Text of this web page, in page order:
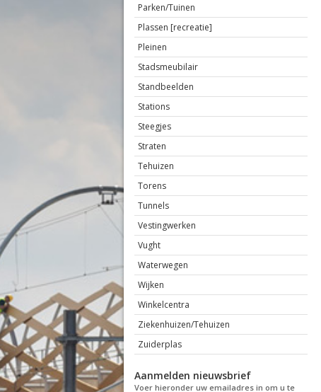
Parken/Tuinen
Plassen [recreatie]
Pleinen
Stadsmeubilair
Standbeelden
Stations
Steegjes
Straten
Tehuizen
Torens
Tunnels
Vestingwerken
Vught
Waterwegen
Wijken
Winkelcentra
Ziekenhuizen/Tehuizen
Zuiderplas
Aanmelden nieuwsbrief
Voer hieronder uw emailadres in om u te